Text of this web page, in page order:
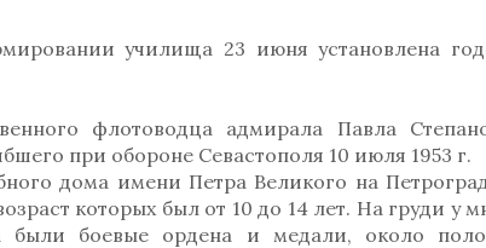
училища 23 июня установлена
флотоводца адмирала Павла
при обороне Севастополя 10 июля 1953 г.
дома имени Петра Великого на
которых был от 10 до 14 лет. На груди у
боевые ордена и медали, около